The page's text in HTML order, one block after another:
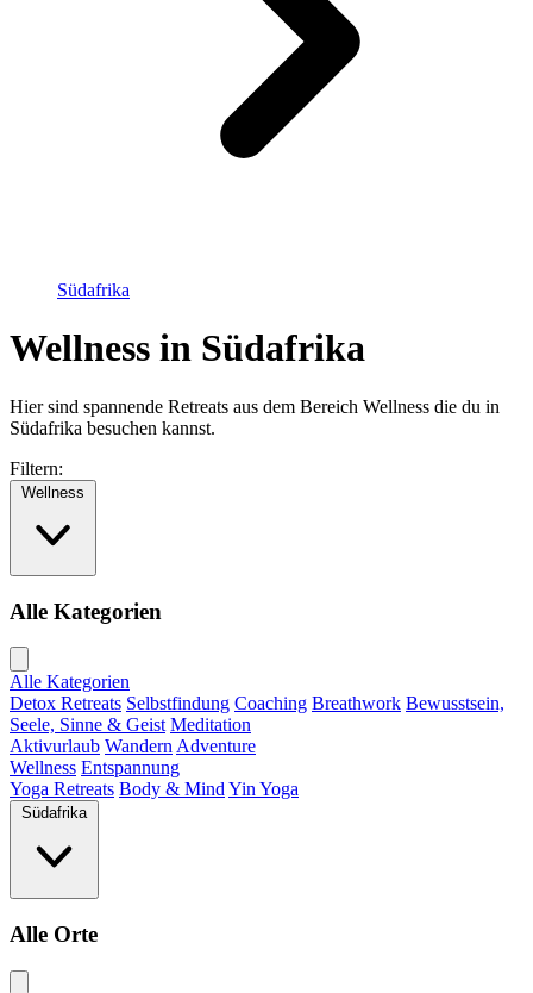
Südafrika
Wellness in Südafrika
Hier sind spannende Retreats aus dem Bereich Wellness die du in
Südafrika besuchen kannst.
Filtern:
Wellness
Alle Kategorien
Alle Kategorien
Detox Retreats Selbstfindung Coaching Breathwork Bewusstsein,
Seele, Sinne & Geist Meditation
Aktivurlaub Wandern Adventure
Wellness Entspannung
Yoga Retreats Body & Mind Yin Yoga
Südafrika
Alle Orte